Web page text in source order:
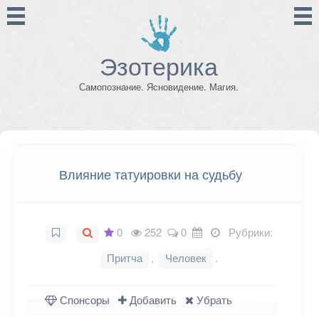
Эзотерика
Самопознание. Ясновидение. Магия.
Влияние татуировки на судьбу
0 252 0
Рубрики:
Притча
, Человек .
Спонсоры Добавить Убрать